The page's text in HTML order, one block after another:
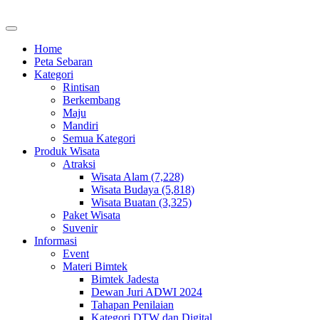
Home
Peta Sebaran
Kategori
Rintisan
Berkembang
Maju
Mandiri
Semua Kategori
Produk Wisata
Atraksi
Wisata Alam (7,228)
Wisata Budaya (5,818)
Wisata Buatan (3,325)
Paket Wisata
Suvenir
Informasi
Event
Materi Bimtek
Bimtek Jadesta
Dewan Juri ADWI 2024
Tahapan Penilaian
Kategori DTW dan Digital